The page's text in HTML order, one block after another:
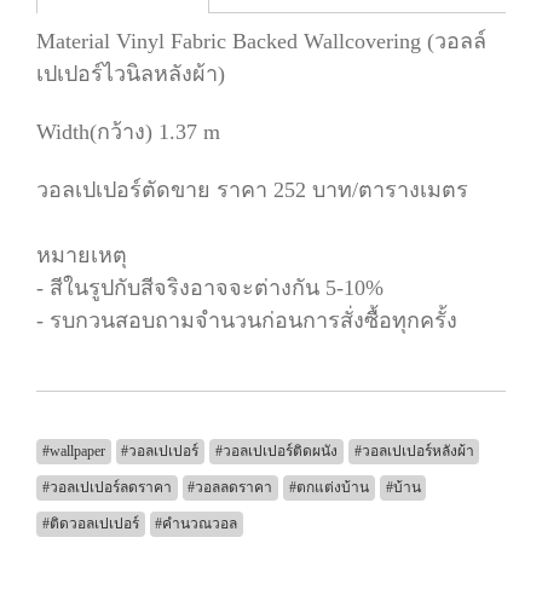
Material Vinyl Fabric Backed Wallcovering (วอลล์
เปเปอร์ไวนิลหลังผ้า)
Width(กว้าง) 1.37 m
วอลเปเปอร์ตัดขาย ราคา 252 บาท/ตารางเมตร
หมายเหตุ
- สีในรูปกับสีจริงอาจจะต่างกัน 5-10%
- รบกวนสอบถามจำนวนก่อนการสั่งซื้อทุกครั้ง
#wallpaper #วอลเปเปอร์ #วอลเปเปอร์ติดผนัง #วอลเปเปอร์หลังผ้า
#วอลเปเปอร์ลดราคา #วอลลดราคา #ตกแต่งบ้าน #บ้าน
#ติดวอลเปเปอร์ #คำนวณวอล